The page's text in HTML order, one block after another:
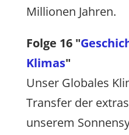
Millionen Jahren.
Folge 16 "
Klimas"
Unser Globales
Transfer der
unserem